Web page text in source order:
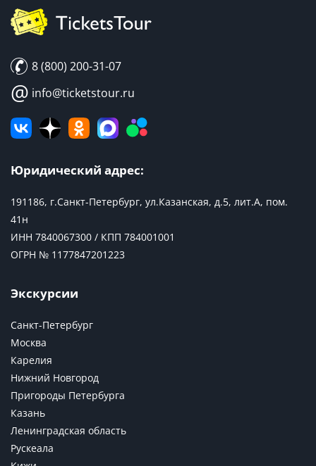
8 (800) 200-31-07
@ info@ticketstour.ru
Юридический адрес:
191186, г.Санкт-Петербург, ул.Казанская, д.5, лит.А, пом.
41н
ИНН 7840067300 / КПП 784001001
ОГРН № 1177847201223
Экскурсии
Санкт-Петербург
Москва
Карелия
Нижний Новгород
Пригороды Петербурга
Казань
Ленинградская область
Рускеала